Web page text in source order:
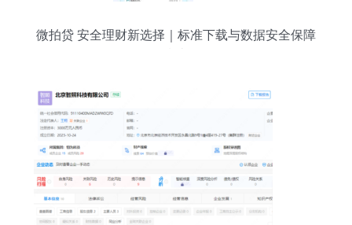
微拍贷 安全理财新选择｜标准下载与数据安全保障